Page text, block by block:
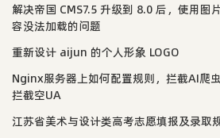
解决帝国 CMS7.5 升级到 8.0 后，使用图
容没法加载的问题
重新设计 aijun 的个人形象 LOGO
Nginx服务器上如何配置规则，拦截AI爬虫
拦截空UA
江苏省美术与设计类高考志愿填报及录取